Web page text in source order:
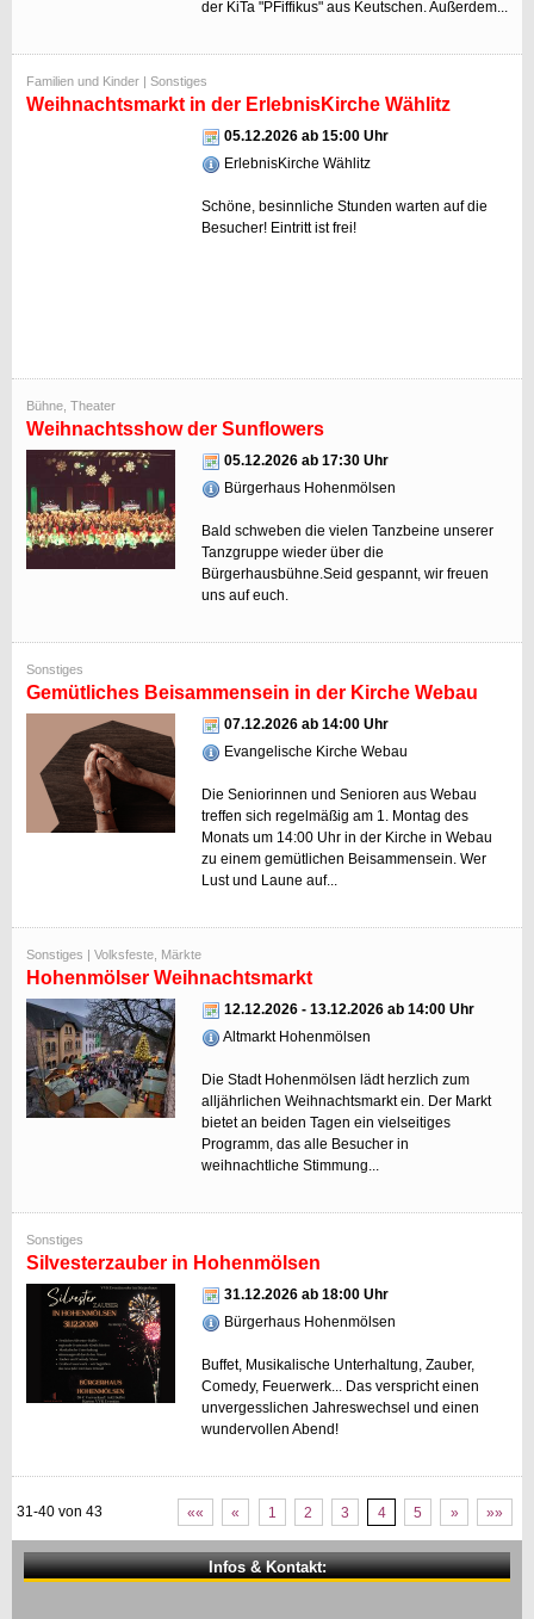
der KiTa "PFiffikus" aus Keutschen. Außerdem...
Familien und Kinder | Sonstiges
Weihnachtsmarkt in der ErlebnisKirche Wählitz
05.12.2026 ab 15:00 Uhr
ErlebnisKirche Wählitz
Schöne, besinnliche Stunden warten auf die
Besucher! Eintritt ist frei!
Bühne, Theater
Weihnachtsshow der Sunflowers
05.12.2026 ab 17:30 Uhr
Bürgerhaus Hohenmölsen
Bald schweben die vielen Tanzbeine unserer
Tanzgruppe wieder über die
Bürgerhausbühne.Seid gespannt, wir freuen
uns auf euch.
Sonstiges
Gemütliches Beisammensein in der Kirche Webau
07.12.2026 ab 14:00 Uhr
Evangelische Kirche Webau
Die Seniorinnen und Senioren aus Webau
treffen sich regelmäßig am 1. Montag des
Monats um 14:00 Uhr in der Kirche in Webau
zu einem gemütlichen Beisammensein. Wer
Lust und Laune auf...
Sonstiges | Volksfeste, Märkte
Hohenmölser Weihnachtsmarkt
12.12.2026 - 13.12.2026 ab 14:00 Uhr
Altmarkt Hohenmölsen
Die Stadt Hohenmölsen lädt herzlich zum
alljährlichen Weihnachtsmarkt ein. Der Markt
bietet an beiden Tagen ein vielseitiges
Programm, das alle Besucher in
weihnachtliche Stimmung...
Sonstiges
Silvesterzauber in Hohenmölsen
31.12.2026 ab 18:00 Uhr
Bürgerhaus Hohenmölsen
Buffet, Musikalische Unterhaltung, Zauber,
Comedy, Feuerwerk... Das verspricht einen
unvergesslichen Jahreswechsel und einen
wundervollen Abend!
31-40 von 43 «« « 1 2 3 4 5 » »»
Infos & Kontakt: